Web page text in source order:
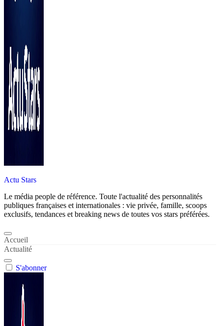
Actu Stars
Le média people de référence. Toute l'actualité des personnalités
publiques françaises et internationales : vie privée, famille, scoops
exclusifs, tendances et breaking news de toutes vos stars préférées.
Accueil
Actualité
S'abonner